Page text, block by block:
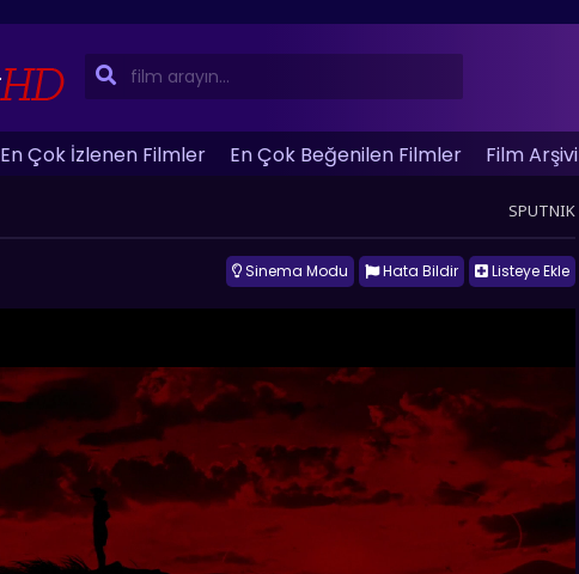
En Çok İzlenen Filmler En Çok Beğenilen Filmler Film Arşivi
SPUTNIK
Listeye Ekle
Hata Bildir
Sinema Modu